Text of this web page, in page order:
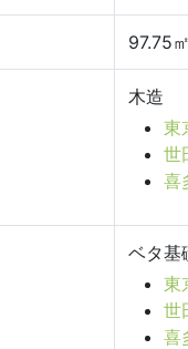
97.75㎡
木造
東
世
喜
ベタ基
東
世
喜